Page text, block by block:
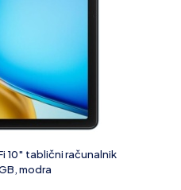
10″ tablični računalnik
modra